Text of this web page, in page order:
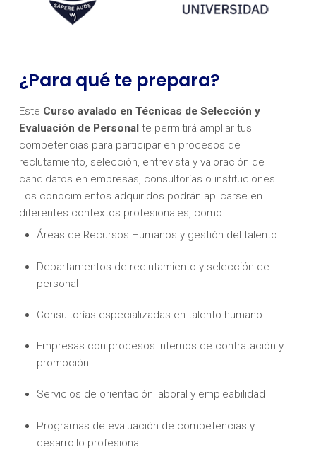
¿Para qué te prepara?
Este Curso avalado en Técnicas de Selección y
Evaluación de Personalte permitirá ampliar tus
competencias para participar en procesos de
reclutamiento, selección, entrevista y valoración de
candidatos en empresas, consultorías o instituciones.
Los conocimientos adquiridos podrán aplicarse en
diferentes contextos profesionales, como:
Áreas de Recursos Humanos y gestión del talento
Departamentos de reclutamiento y selección de
personal
Consultorías especializadas en talento humano
Empresas con procesos internos de contratación y
promoción
Servicios de orientación laboral y empleabilidad
Programas de evaluación de competencias y
desarrollo profesional